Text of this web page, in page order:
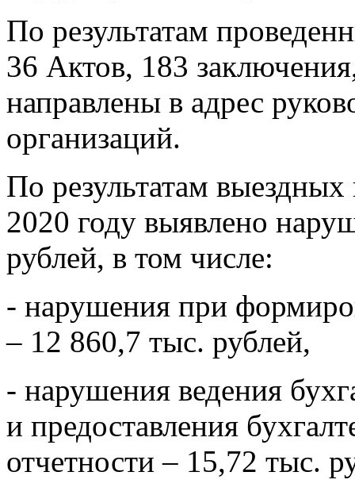
По результатам
36 Актов, 183
направлены в адрес
организаций.
По результатам
2020 году выявлено
рублей, в том числе:
- нарушения при
– 12 860,7 тыс. рублей,
- нарушения ведения
и предоставления
отчетности – 15,72 тыс.